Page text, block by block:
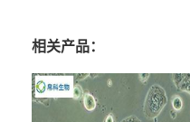
相关产品：